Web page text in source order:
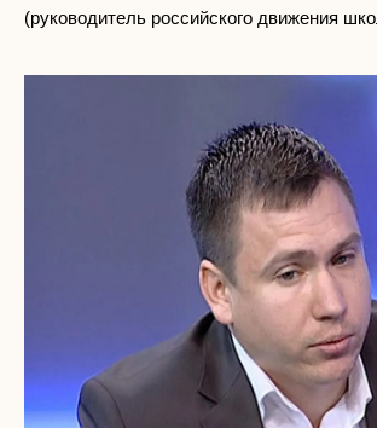
(руководитель российского движения